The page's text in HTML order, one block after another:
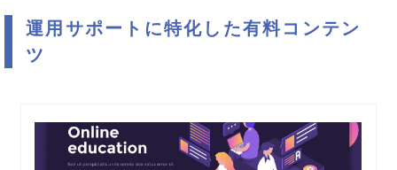
運用サポートに特化した有料コンテン
ツ